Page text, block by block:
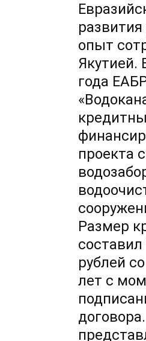
опыт
Якутией.
года
проекта
Размер
рублей
лет с